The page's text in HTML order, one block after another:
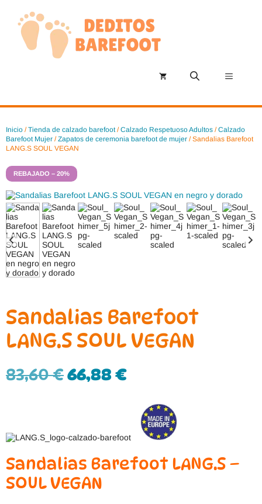
contenido
Menú
Inicio /Tienda de calzado barefoot/Calzado Respetuoso Adultos /Calzado
Barefoot Mujer /Zapatos de ceremonia barefoot de mujer / Sandalias Barefoot
LANG.S SOUL VEGAN
REBAJADO – 20%
Sandalias Barefoot
LANG.S SOUL VEGAN
83,60€66,88 €
Sandalias Barefoot LANG.S –
SOUL VEGAN